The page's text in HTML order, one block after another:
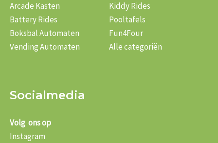
Arcade Kasten
Battery Rides
Boksbal Automaten
Vending Automaten
Kiddy Rides
Pooltafels
Fun4Four
Alle categoriën
Socialmedia
Volg ons op
Instagram